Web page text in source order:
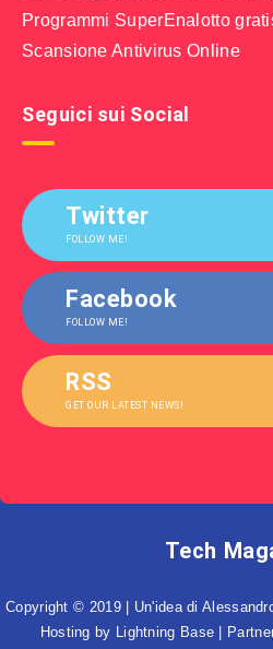
Programmi SuperEnalotto
Scansione Antivirus Online
Seguici sui Social
Twitter
FOLLOW ME!
Facebook
FOLLOW ME!
RSS
GET OUR LATEST NEWS!
Tech
Copyright © 2019 | Un'idea di
Hosting by Lightning Base |